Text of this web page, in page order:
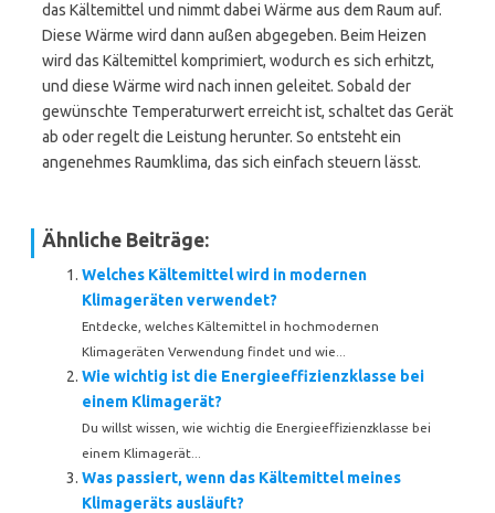
das Kältemittel und nimmt dabei Wärme aus dem Raum auf.
Diese Wärme wird dann außen abgegeben. Beim Heizen
wird das Kältemittel komprimiert, wodurch es sich erhitzt,
und diese Wärme wird nach innen geleitet. Sobald der
gewünschte Temperaturwert erreicht ist, schaltet das Gerät
ab oder regelt die Leistung herunter. So entsteht ein
angenehmes Raumklima, das sich einfach steuern lässt.
Ähnliche Beiträge:
Welches Kältemittel wird in modernen
Klimageräten verwendet?
Entdecke, welches Kältemittel in hochmodernen
Klimageräten Verwendung findet und wie...
Wie wichtig ist die Energieeffizienzklasse bei
einem Klimagerät?
Du willst wissen, wie wichtig die Energieeffizienzklasse bei
einem Klimagerät...
Was passiert, wenn das Kältemittel meines
Klimageräts ausläuft?